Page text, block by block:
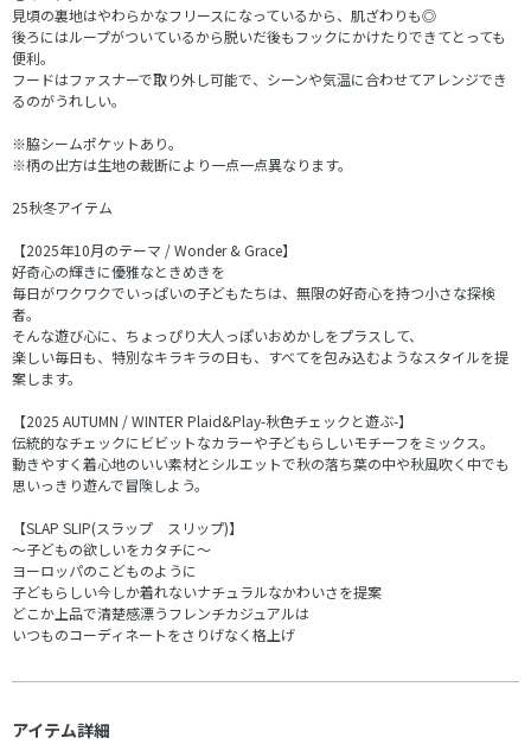
見頃の裏地はやわらかなフリースになっているから、肌ざわりも◎
後ろにはループがついているから脱いだ後もフックにかけたりできてとっても
便利。
フードはファスナーで取り外し可能で、シーンや気温に合わせてアレンジでき
るのがうれしい。
※脇シームポケットあり。
※柄の出方は生地の裁断により一点一点異なります。
25秋冬アイテム
【2025年10月のテーマ / Wonder & Grace】
好奇心の輝きに優雅なときめきを
毎日がワクワクでいっぱいの子どもたちは、無限の好奇心を持つ小さな探検
者。
そんな遊び心に、ちょっぴり大人っぽいおめかしをプラスして、
楽しい毎日も、特別なキラキラの日も、すべてを包み込むようなスタイルを提
案します。
【2025 AUTUMN / WINTER Plaid&Play-秋色チェックと遊ぶ-】
伝統的なチェックにビビットなカラーや子どもらしいモチーフをミックス。
動きやすく着心地のいい素材とシルエットで秋の落ち葉の中や秋風吹く中でも
思いっきり遊んで冒険しよう。
【SLAP SLIP(スラップ スリップ)】
～子どもの欲しいをカタチに～
ヨーロッパのこどものように
子どもらしい今しか着れないナチュラルなかわいさを提案
どこか上品で清楚感漂うフレンチカジュアルは
いつものコーディネートをさりげなく格上げ
アイテム詳細